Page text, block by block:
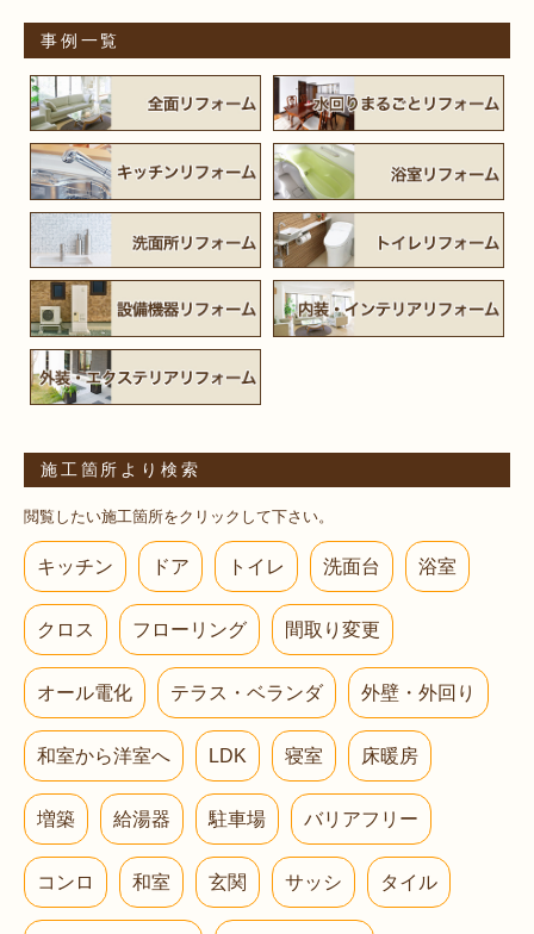
事例一覧
施工箇所より検索
閲覧したい施工箇所をクリックして下さい。
キッチン ドア トイレ 洗面台 浴室
クロス フローリング 間取り変更
オール電化 テラス・ベランダ 外壁・外回り
和室から洋室へ LDK 寝室 床暖房
増築 給湯器 駐車場 バリアフリー
コンロ 和室 玄関 サッシ タイル